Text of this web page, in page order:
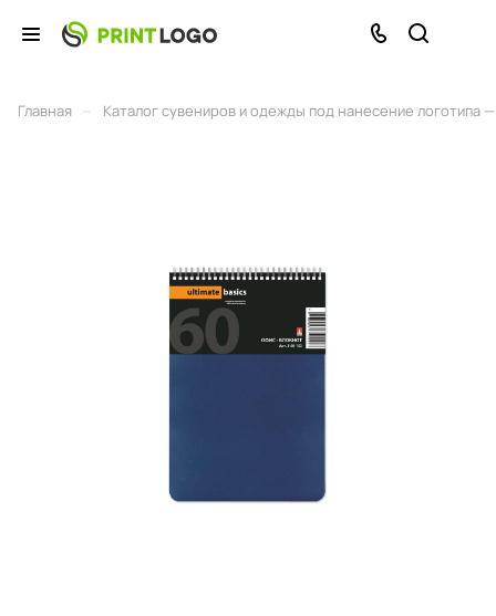
Главная Каталог сувениров и одежды под нанесение логотипа